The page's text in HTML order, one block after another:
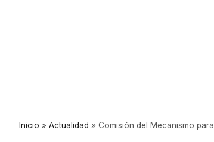
Inicio » Actualidad » Comisión del Mecanismo